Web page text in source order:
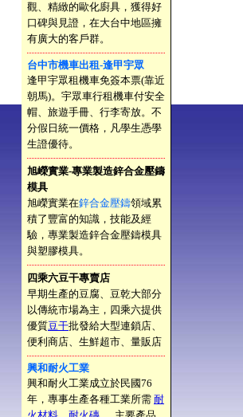
觀、精緻的歐化廚具，獲得好
口碑與見證，在大台中地區擁
有廣大的客戶群。
台中市機車出租-逢甲宇眾
逢甲宇眾租機車免簽本票(靠近
朝馬)。宇眾車行租機車付安全
帽、旅遊手冊、行李寄放。不
分假日統一價格，凡學生憑學
生證優待。
旭嶸實業-專業製造鋅合金壓鑄
模具
旭嶸實業在鋅合金壓鑄領域累
積了豐富的知識，技能及經
驗，專業製造鋅合金壓鑄模具
與塑膠模具。
四乘六豆干專賣店
早期生產的豆腐、豆乾大部分
以傳統市場為主，四乘六提供
優質豆干批發給大型連鎖店、
便利商店、生鮮超市、量販店
興和耐火工業
興和耐火工業成立於民國76
年，專事生產各種工業所需 耐